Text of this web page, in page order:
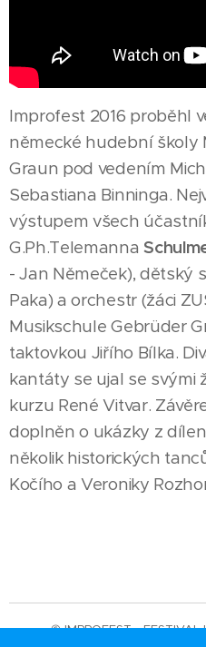
Improfest 2016 proběhl
německé hudební školy
Graun pod vedením
Sebastiana Binninga.
výstupem všech
G.Ph.Telemanna
- Jan Němeček), dětský
Paka) a orchestr (žáci
Musikschule Gebrüder
taktovkou Jiřího Bílka.
kantáty se ujal se svými
kurzu René Vitvar.
doplněn o ukázky z
několik historických
Kočího a Veroniky
© IMPROFEST - FESTIVAL